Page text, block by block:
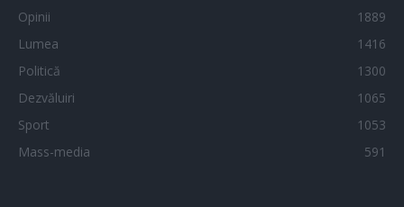
Opinii
1889
Lumea
1416
Politică
1300
Dezvăluiri
1065
Sport
1053
Mass-media
591